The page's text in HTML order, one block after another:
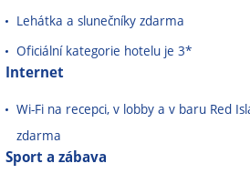
Lehátka a slunečníky zdarma
Oficiální kategorie hotelu je 3*
Internet
Wi-Fi na recepci, v lobby a v baru Red
zdarma
Sport a zábava